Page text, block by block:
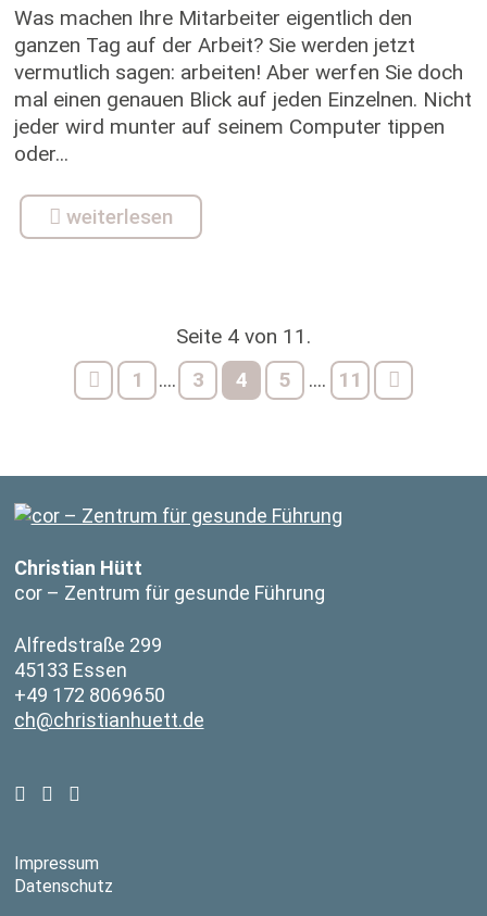
Was machen Ihre Mitarbeiter eigentlich den
ganzen Tag auf der Arbeit? Sie werden jetzt
vermutlich sagen: arbeiten! Aber werfen Sie doch
mal einen genauen Blick auf jeden Einzelnen. Nicht
jeder wird munter auf seinem Computer tippen
oder...
weiterlesen
Seite 4 von 11.
1
.... 3 4 5 .... 11
Christian Hütt
cor – Zentrum für gesunde Führung
Alfredstraße 299
45133 Essen
+49 172 8069650
ch@christianhuett.de
Impressum
Datenschutz